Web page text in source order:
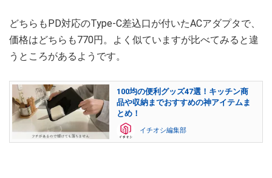
どちらもPD対応のType-C差込口が付いたACアダプタで、
価格はどちらも770円。よく似ていますが比べてみると違
うところがあるようです。
100均の便利グッズ47選！キッチン商
品や収納までおすすめの神アイテムま
とめ！
イチオシ編集部